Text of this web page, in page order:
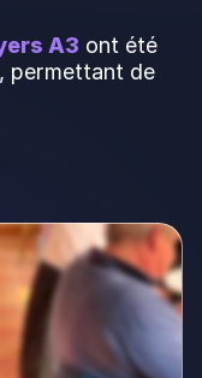
A3 ont été
permettant de